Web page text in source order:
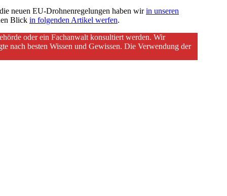
neuen EU-Drohnenregelungen haben wirin unseren
Blick in folgenden Artikel werfen.
oder ein Fachanwalt konsultiert werden. Wir
nach besten Wissen und Gewissen. Die Verwendung der